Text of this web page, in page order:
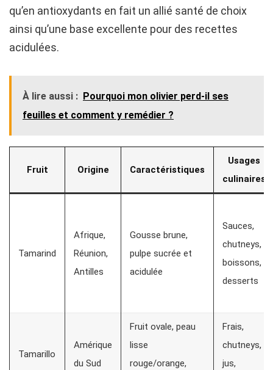
qu’en antioxydants en fait un allié santé de choix
ainsi qu’une base excellente pour des recettes
acidulées.
À lire aussi : Pourquoi mon olivier perd-il ses
feuilles et comment y remédier ?
Fruit Origine Caractéristiques
Usages
culinaires
Tamarind
Afrique,
Réunion,
Antilles
Gousse brune,
pulpe sucrée et
acidulée
Sauces,
chutneys,
boissons,
desserts
Tamarillo
Amérique
du Sud
Fruit ovale, peau
lisse
rouge/orange,
Frais,
chutneys,
jus,